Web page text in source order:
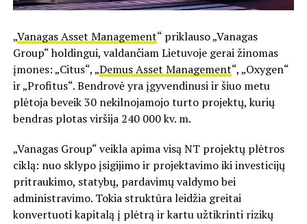
„Vanagas Asset Management“ priklauso „Vanagas
Group“ holdingui, valdančiam Lietuvoje gerai žinomas
įmones: „Citus“, „Demus Asset Management“, „Oxygen“
ir „Profitus“. Bendrovė yra įgyvendinusi ir šiuo metu
plėtoja beveik 30 nekilnojamojo turto projektų, kurių
bendras plotas viršija 240 000 kv. m.
„Vanagas Group“ veikla apima visą NT projektų plėtros
ciklą: nuo sklypo įsigijimo ir projektavimo iki investicijų
pritraukimo, statybų, pardavimų valdymo bei
administravimo. Tokia struktūra leidžia greitai
konvertuoti kapitalą į plėtrą ir kartu užtikrinti rizikų